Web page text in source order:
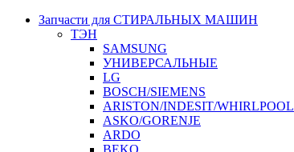
Запчасти для СТИРАЛЬНЫХ МАШИН
ТЭН
SAMSUNG
УНИВЕРСАЛЬНЫЕ
LG
BOSCH/SIEMENS
ARISTON/INDESIT/WHIRLPOOL
ASKO/GORENJE
ARDO
BEKO